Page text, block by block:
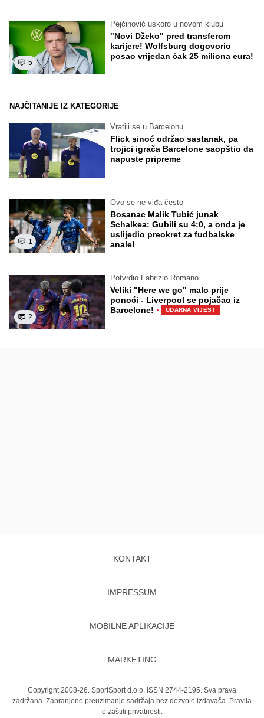
5
Pejčinović uskoro u novom klubu
"Novi Džeko" pred transferom
karijere! Wolfsburg dogovorio
posao vrijedan čak 25 miliona eura!
NAJČITANIJE IZ KATEGORIJE
Vratili se u Barcelonu
Flick sinoć održao sastanak, pa
trojici igrača Barcelone saopštio da
napuste pripreme
1
Ovo se ne viđa često
Bosanac Malik Tubić junak
Schalkea: Gubili su 4:0, a onda je
uslijedio preokret za fudbalske
anale!
2
Potvrdio Fabrizio Romano
Veliki "Here we go" malo prije
ponoći - Liverpool se pojačao iz
Barcelone! · UDARNA VIJEST
KONTAKT
IMPRESSUM
MOBILNE APLIKACIJE
MARKETING
Copyright 2008-26. SportSport d.o.o. ISSN 2744-2195. Sva prava
zadržana. Zabranjeno preuzimanje sadržaja bez dozvole izdavača. Pravila
o zaštiti privatnosti.